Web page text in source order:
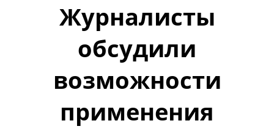
Журналисты
обсудили
возможности
применения